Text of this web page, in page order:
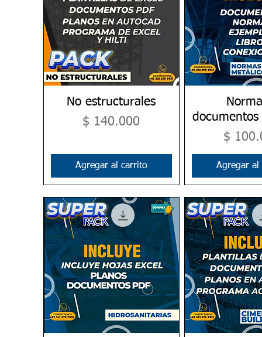
Vista rápida
No estructurales
Precio
$ 140.000
Agregar al carrito
Vista
documentos
Precio
$
Agregar al